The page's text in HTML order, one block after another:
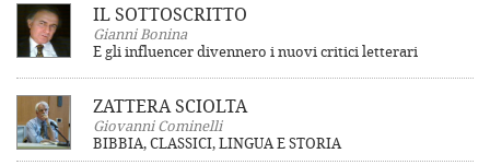
IL SOTTOSCRITTO
Gianni Bonina
E gli influencer divennero i nuovi critici letterari
ZATTERA SCIOLTA
Giovanni Cominelli
BIBBIA, CLASSICI, LINGUA E STORIA